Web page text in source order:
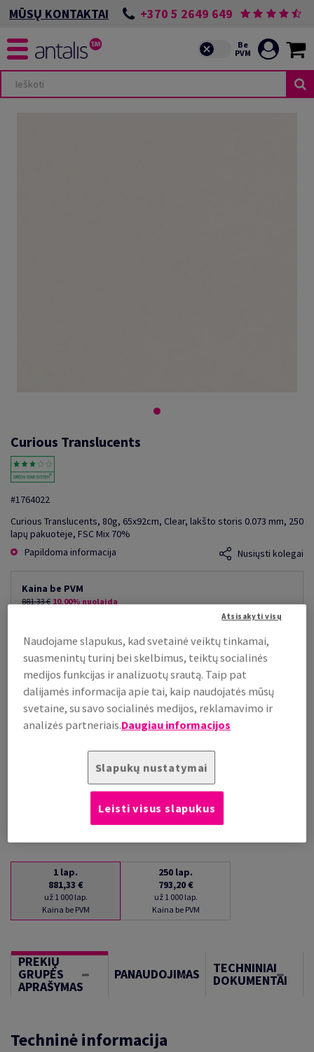
MŪSŲ KONTAKTAI +370 5 2649 649
Curious Translucents
#1764022
Curious Translucents, 80g, 65x92cm, Clear, lakšto storis 0.073 mm, 250
lapų pakuotėje, FSC Mix 70%
Papildoma informacija
Nusiųsti kolegai
Kaina be PVM
881,33 € 10,00% nuolaida
už 1 000 lap.
(48 kg )
PRISTATYMAS APYTIKSLIAI PER 16 DIENAS (-Ų)
(NEGRĄŽINAMA PREKĖ)
Kiekių palyginimas
lap.
1 lap.
881,33 €
už 1 000 lap.
Kaina be PVM
250 lap.
793,20 €
už 1 000 lap.
Kaina be PVM
PREKIŲ
GRUPĖS
APRAŠYMAS
PANAUDOJIMAS TECHNINIAI
DOKUMENTAI
Techninė informacija
Naudojame slapukus, kad svetainė veiktų tinkamai,
suasmenintų turinį bei skelbimus, teiktų socialinės
medijos funkcijas ir analizuotų srautą. Taip pat
dalijamės informacija apie tai, kaip naudojatės mūsų
svetaine, su savo socialinės medijos, reklamavimo ir
analizės partneriais.Daugiau informacijos
Slapukų nustatymai
Atsisakyti visų
Leisti visus slapukus